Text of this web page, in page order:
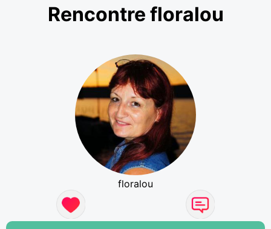
Rencontre floralou
floralou